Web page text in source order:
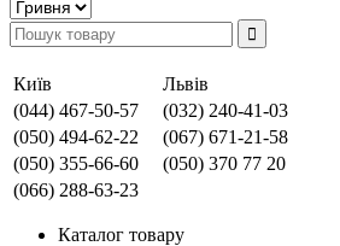
Київ
Львів
(044) 467-50-57
(032) 240-41-03
(050) 494-62-22
(067) 671-21-58
(050) 355-66-60
(050) 370 77 20
(066) 288-63-23
Каталог товару